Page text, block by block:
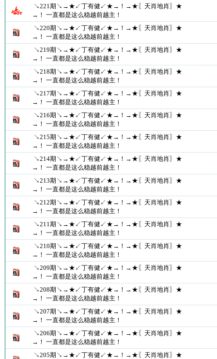
↘221期↘→★↙丁有健↙★→！→★〖天肖地肖〗★
→！ 一直都是这么稳越前越主！
↘220期↘→★↙丁有健↙★→！→★〖天肖地肖〗★
→！ 一直都是这么稳越前越主！
↘219期↘→★↙丁有健↙★→！→★〖天肖地肖〗★
→！ 一直都是这么稳越前越主！
↘218期↘→★↙丁有健↙★→！→★〖天肖地肖〗★
→！ 一直都是这么稳越前越主！
↘217期↘→★↙丁有健↙★→！→★〖天肖地肖〗★
→！ 一直都是这么稳越前越主！
↘216期↘→★↙丁有健↙★→！→★〖天肖地肖〗★
→！ 一直都是这么稳越前越主！
↘215期↘→★↙丁有健↙★→！→★〖天肖地肖〗★
→！ 一直都是这么稳越前越主！
↘214期↘→★↙丁有健↙★→！→★〖天肖地肖〗★
→！ 一直都是这么稳越前越主！
↘213期↘→★↙丁有健↙★→！→★〖天肖地肖〗★
→！ 一直都是这么稳越前越主！
↘212期↘→★↙丁有健↙★→！→★〖天肖地肖〗★
→！ 一直都是这么稳越前越主！
↘211期↘→★↙丁有健↙★→！→★〖天肖地肖〗★
→！ 一直都是这么稳越前越主！
↘210期↘→★↙丁有健↙★→！→★〖天肖地肖〗★
→！ 一直都是这么稳越前越主！
↘209期↘→★↙丁有健↙★→！→★〖天肖地肖〗★
→！ 一直都是这么稳越前越主！
↘208期↘→★↙丁有健↙★→！→★〖天肖地肖〗★
→！ 一直都是这么稳越前越主！
↘207期↘→★↙丁有健↙★→！→★〖天肖地肖〗★
→！ 一直都是这么稳越前越主！
↘206期↘→★↙丁有健↙★→！→★〖天肖地肖〗★
→！ 一直都是这么稳越前越主！
↘205期↘→★↙丁有健↙★→！→★〖天肖地肖〗★